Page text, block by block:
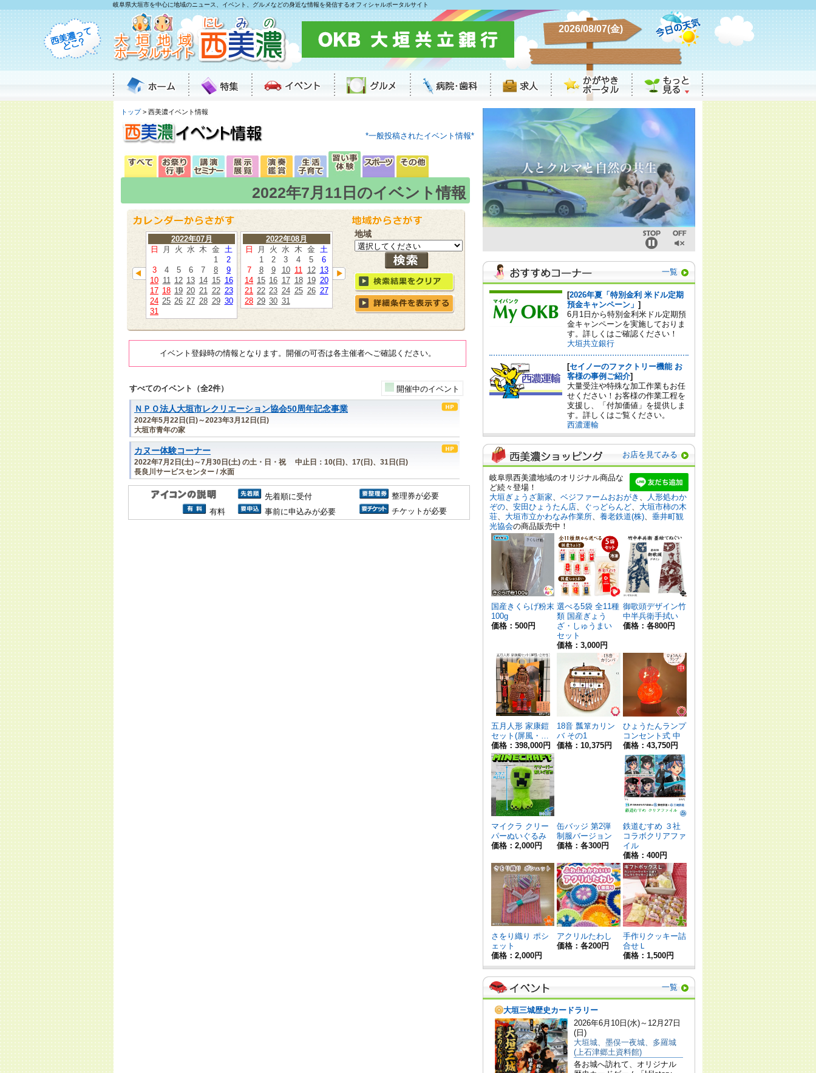
岐阜県大垣市を中心に地域のニュース、イベント、グルメなどの身近な情報を発信するオフィシャルポータルサイト
2026/08/07(金)
トップ> 西美濃イベント情報
*一般投稿されたイベント情報*
2022年7月11日のイベント情報
2022年07月
日
月 火 水 木 金 土
1
2
3
4 5 6 7 8
9
10 11 12 13 14 15 16
17 18 19 20 21 22 23
24 25 26 27 28 29 30
31
2022年08月
日
月 火 水 木 金 土
1
2 3 4 5
6
7
8 9 10 11 12 13
14 15 16 17 18 19 20
21 22 23 24 25 26 27
28 29 30 31
地域
イベント登録時の情報となります。開催の可否は各主催者へご確認ください。
すべてのイベント（全2件） 開催中のイベント
ＮＰＯ法人大垣市レクリエーション協会50周年記念事業
2022年5月22日(日)～2023年3月12日(日)
大垣市青年の家
カヌー体験コーナー
2022年7月2日(土)～7月30日(土) の土・日・祝 中止日：10(日)、17(日)、31日(日)
長良川サービスセンター / 水面
先着順に受付
整理券が必要
有料
事前に申込みが必要 チケットが必要